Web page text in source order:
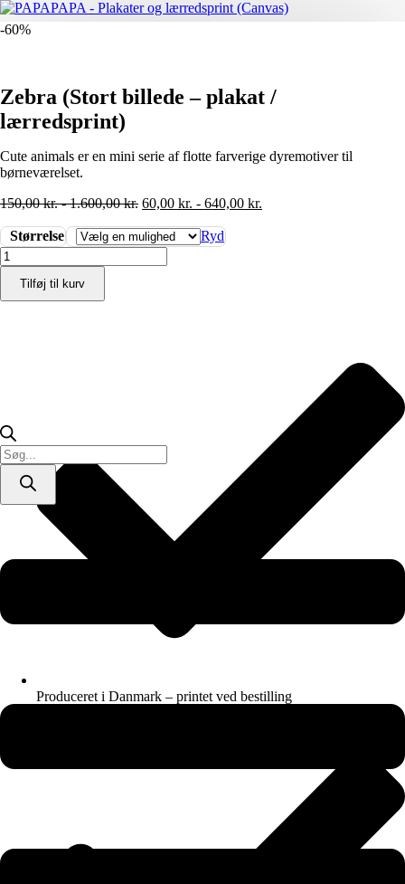
Products
search
-60%
Zebra (Stort billede – plakat /
lærredsprint)
Cute animals er en mini serie af flotte farverige dyremotiver til
børneværelset.
150,00kr.-1.600,00kr. 60,00 kr. - 640,00 kr.
Størrelse
Ryd
Zebra
(Stort
billede
-
Tilføj til kurv
Produceret i Danmark – printet ved bestilling